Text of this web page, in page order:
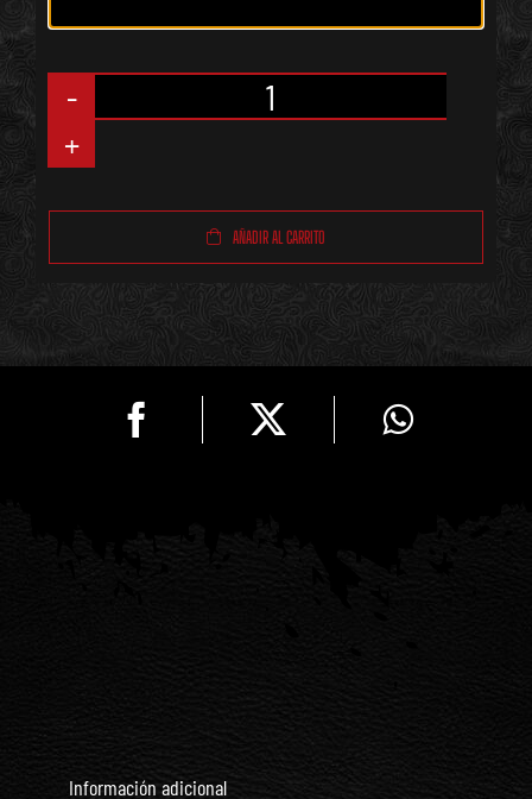
de
Tornasol
(Liso)
cantidad
AÑADIR AL CARRITO
Información adicional